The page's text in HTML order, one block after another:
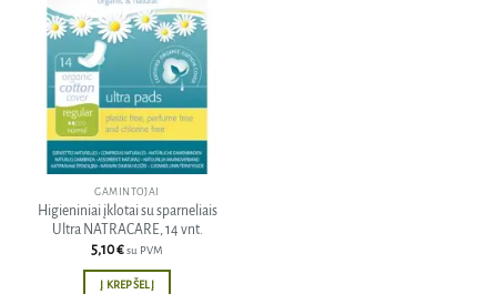
Pridėti
į norų
GAMINTOJAI
Higieniniai įklotai su sparneliais
Ultra NATRACARE, 14 vnt.
5,10€su PVM
Į KREPŠELĮ